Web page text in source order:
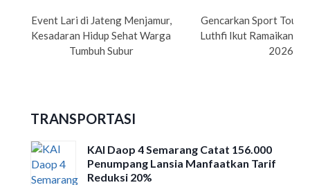
Event Lari di Jateng Menjamur,
Kesadaran Hidup Sehat Warga
Tumbuh Subur
Gencarkan Sport
Luthfi Ikut Ramaikan
2026
TRANSPORTASI
KAI Daop 4 Semarang Catat 156.000
Penumpang Lansia Manfaatkan Tarif
Reduksi 20%